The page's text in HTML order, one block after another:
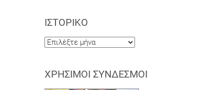
ΙΣΤΟΡΙΚΌ
Ιστορικό
ΧΡΉΣΙΜΟΙ ΣΎΝΔΕΣΜΟΙ